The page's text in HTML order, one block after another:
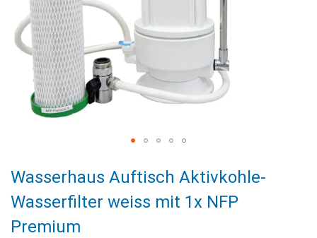
Anfang
der
Bildgalerie
springen
Wasserhaus Auftisch Aktivkohle-
Wasserfilter weiss mit 1x NFP
Premium